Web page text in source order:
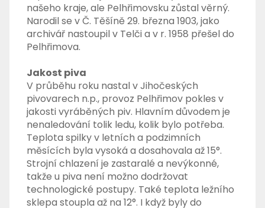
našeho kraje, ale Pelhřimovsku zůstal věrný.
Narodil se v Č. Těšíně 29. března 1903, jako
archivář nastoupil v Telči a v r. 1958 přešel do
Pelhřimova.
Jakost piva
V průběhu roku nastal v Jihočeských
pivovarech n.p., provoz Pelhřimov pokles v
jakosti vyráběných piv. Hlavním důvodem je
nenaledování tolik ledu, kolik bylo potřeba.
Teplota spilky v letních a podzimních
měsících byla vysoká a dosahovala až 15°.
Strojní chlazení je zastaralé a nevýkonné,
takže u piva není možno dodržovat
technologické postupy. Také teplota ležního
sklepa stoupla až na 12°. I když byly do